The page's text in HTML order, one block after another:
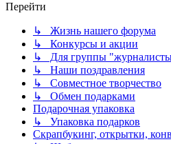
Перейти
↳ Жизнь нашего форума
↳ Конкурсы и акции
↳ Для группы
↳ Наши поздравления
↳ Совместное творчество
↳ Обмен подарками
Подарочная упаковка
↳ Упаковка подарков
Скрапбукинг, открытки,